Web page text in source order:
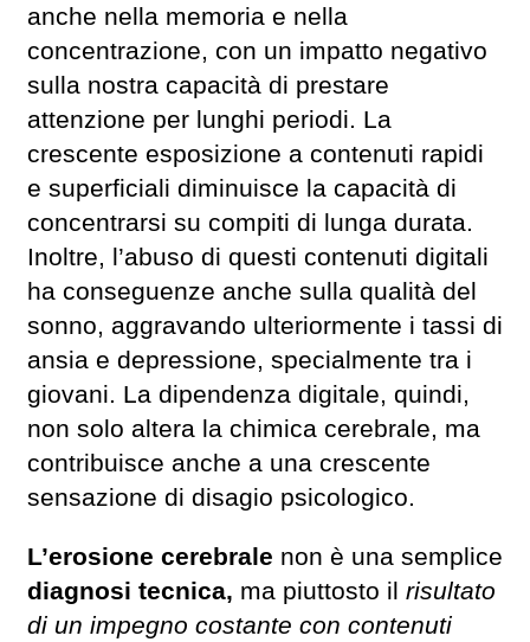
anche nella memoria e nella
concentrazione, con un impatto negativo
sulla nostra capacità di prestare
attenzione per lunghi periodi. La
crescente esposizione a contenuti rapidi
e superficiali diminuisce la capacità di
concentrarsi su compiti di lunga durata.
Inoltre, l’abuso di questi contenuti digitali
ha conseguenze anche sulla qualità del
sonno, aggravando ulteriormente i tassi di
ansia e depressione, specialmente tra i
giovani. La dipendenza digitale, quindi,
non solo altera la chimica cerebrale, ma
contribuisce anche a una crescente
sensazione di disagio psicologico.
L’erosione cerebrale non è una semplice
diagnosi tecnica, ma piuttosto il risultato
di un impegno costante con contenuti